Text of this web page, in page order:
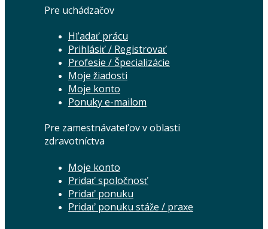
Pre uchádzačov
Hľadať prácu
Prihlásiť / Registrovať
Profesie / Špecializácie
Moje žiadosti
Moje konto
Ponuky e-mailom
Pre zamestnávateľov v oblasti
zdravotníctva
Moje konto
Pridať spoločnosť
Pridať ponuku
Pridať ponuku stáže / praxe